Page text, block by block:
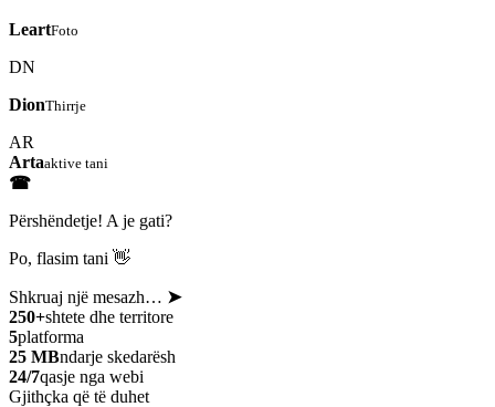
LeartFoto
DN
DionThirrje
AR
Artaaktive tani
☎
Përshëndetje! A je gati?
Po, flasim tani 👋
Shkruaj një mesazh… ➤
250+shtete dhe territore
5platforma
25 MBndarje skedarësh
24/7qasje nga webi
Gjithçka që të duhet